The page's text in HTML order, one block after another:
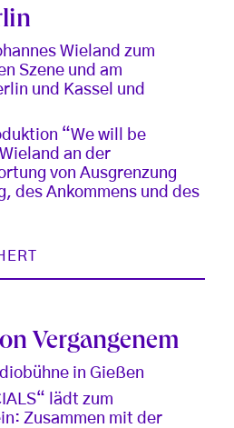
Wieland zum
Szene und am
und Kassel und
“We will be
an der
von Ausgrenzung
des Ankommens und des
Vergangenem
in Gießen
lädt zum
Zusammen mit der